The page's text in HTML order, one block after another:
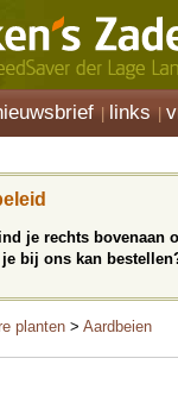
links
je rechts bovenaan
bij ons kan
planten > Aardbeien